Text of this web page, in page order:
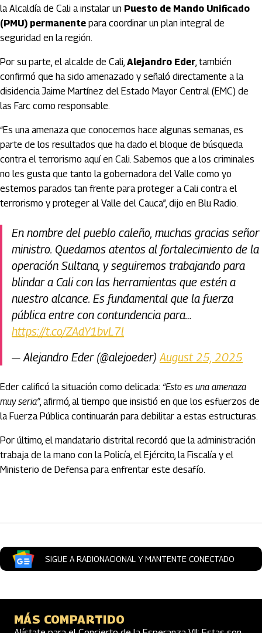
la Alcaldía de Cali a instalar un Puesto de Mando Unificado
(PMU) permanente para coordinar un plan integral de
seguridad en la región.
Por su parte, el alcalde de Cali, Alejandro Eder, también
confirmó que ha sido amenazado y señaló directamente a la
disidencia Jaime Martínez del Estado Mayor Central (EMC) de
las Farc como responsable.
“Es una amenaza que conocemos hace algunas semanas, es
parte de los resultados que ha dado el bloque de búsqueda
contra el terrorismo aquí en Cali. Sabemos que a los criminales
no les gusta que tanto la gobernadora del Valle como yo
estemos parados tan frente para proteger a Cali contra el
terrorismo y proteger al Valle del Cauca”, dijo en Blu Radio.
En nombre del pueblo caleño, muchas gracias señor
ministro. Quedamos atentos al fortalecimiento de la
operación Sultana, y seguiremos trabajando para
blindar a Cali con las herramientas que estén a
nuestro alcance. Es fundamental que la fuerza
pública entre con contundencia para…
https://t.co/ZAdY1bvL7l
— Alejandro Eder (@alejoeder)August 25, 2025
Eder calificó la situación como delicada: “Esto es una amenaza
muy seria”, afirmó, al tiempo que insistió en que los esfuerzos de
la Fuerza Pública continuarán para debilitar a estas estructuras.
Por último, el mandatario distrital recordó que la administración
trabaja de la mano con la Policía, el Ejército, la Fiscalía y el
Ministerio de Defensa para enfrentar este desafío.
SIGUE A RADIONACIONAL Y MANTENTE CONECTADO
MÁS COMPARTIDO